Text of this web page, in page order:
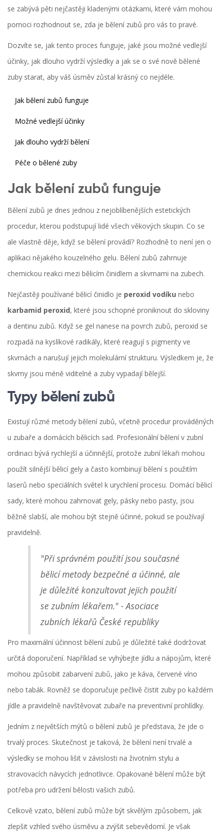
se zabývá pěti nejčastěji kladenými otázkami, které vám mohou
pomoci rozhodnout se, zda je bělení zubů pro vás to pravé.
Dozvíte se, jak tento proces funguje, jaké jsou možné vedlejší
účinky, jak dlouho vydrží výsledky a jak se o své nově bělené
zuby starat, aby váš úsměv zůstal krásný co nejdéle.
Jak bělení zubů funguje
Možné vedlejší účinky
Jak dlouho vydrží bělení
Péče o bělené zuby
Jak bělení zubů funguje
Bělení zubů je dnes jednou z nejoblíbenějších estetických
procedur, kterou podstupují lidé všech věkových skupin. Co se
ale vlastně děje, když se bělení provádí? Rozhodně to není jen o
aplikaci nějakého kouzelného gelu. Bělení zubů zahrnuje
chemickou reakci mezi bělicím činidlem a skvrnami na zubech.
Nejčastěji používané bělicí činidlo je peroxid vodíku nebo
karbamid peroxid, které jsou schopné proniknout do skloviny
a dentinu zubů. Když se gel nanese na povrch zubů, peroxid se
rozpadá na kyslíkové radikály, které reagují s pigmenty ve
skvrnách a narušují jejich molekulární strukturu. Výsledkem je, že
skvrny jsou méně viditelné a zuby vypadají bělejší.
Typy bělení zubů
Existují různé metody bělení zubů, včetně procedur prováděných
u zubaře a domácích bělicích sad. Profesionální bělení v zubní
ordinaci bývá rychlejší a účinnější, protože zubní lékaři mohou
použít silnější bělicí gely a často kombinují bělení s použitím
laserů nebo speciálních světel k urychlení procesu. Domácí bělicí
sady, které mohou zahrnovat gely, pásky nebo pasty, jsou
běžně slabší, ale mohou být stejně účinné, pokud se používají
pravidelně.
"Při správném použití jsou současné
bělicí metody bezpečné a účinné, ale
je důležité konzultovat jejich použití
se zubním lékařem." - Asociace
zubních lékařů České republiky
Pro maximální účinnost bělení zubů je důležité také dodržovat
určitá doporučení. Například se vyhýbejte jídlu a nápojům, které
mohou způsobit zabarvení zubů, jako je káva, červené víno
nebo tabák. Rovněž se doporučuje pečlivě čistit zuby po každém
jídle a pravidelně navštěvovat zubaře na preventivní prohlídky.
Jedním z největších mýtů o bělení zubů je představa, že jde o
trvalý proces. Skutečnost je taková, že bělení není trvalé a
výsledky se mohou lišit v závislosti na životním stylu a
stravovacích návycích jednotlivce. Opakované bělení může být
potřeba pro udržení bělosti vašich zubů.
Celkově vzato, bělení zubů může být skvělým způsobem, jak
zlepšit vzhled svého úsměvu a zvýšit sebevědomí. Je však